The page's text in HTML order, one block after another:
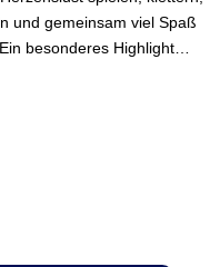
und gemeinsam viel Spaß
besonderes Highlight…